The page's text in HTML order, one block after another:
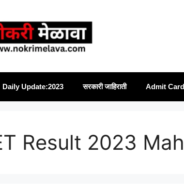
Daily Update:2023 सरकारी जाहिराती Admit Card
Result 2023